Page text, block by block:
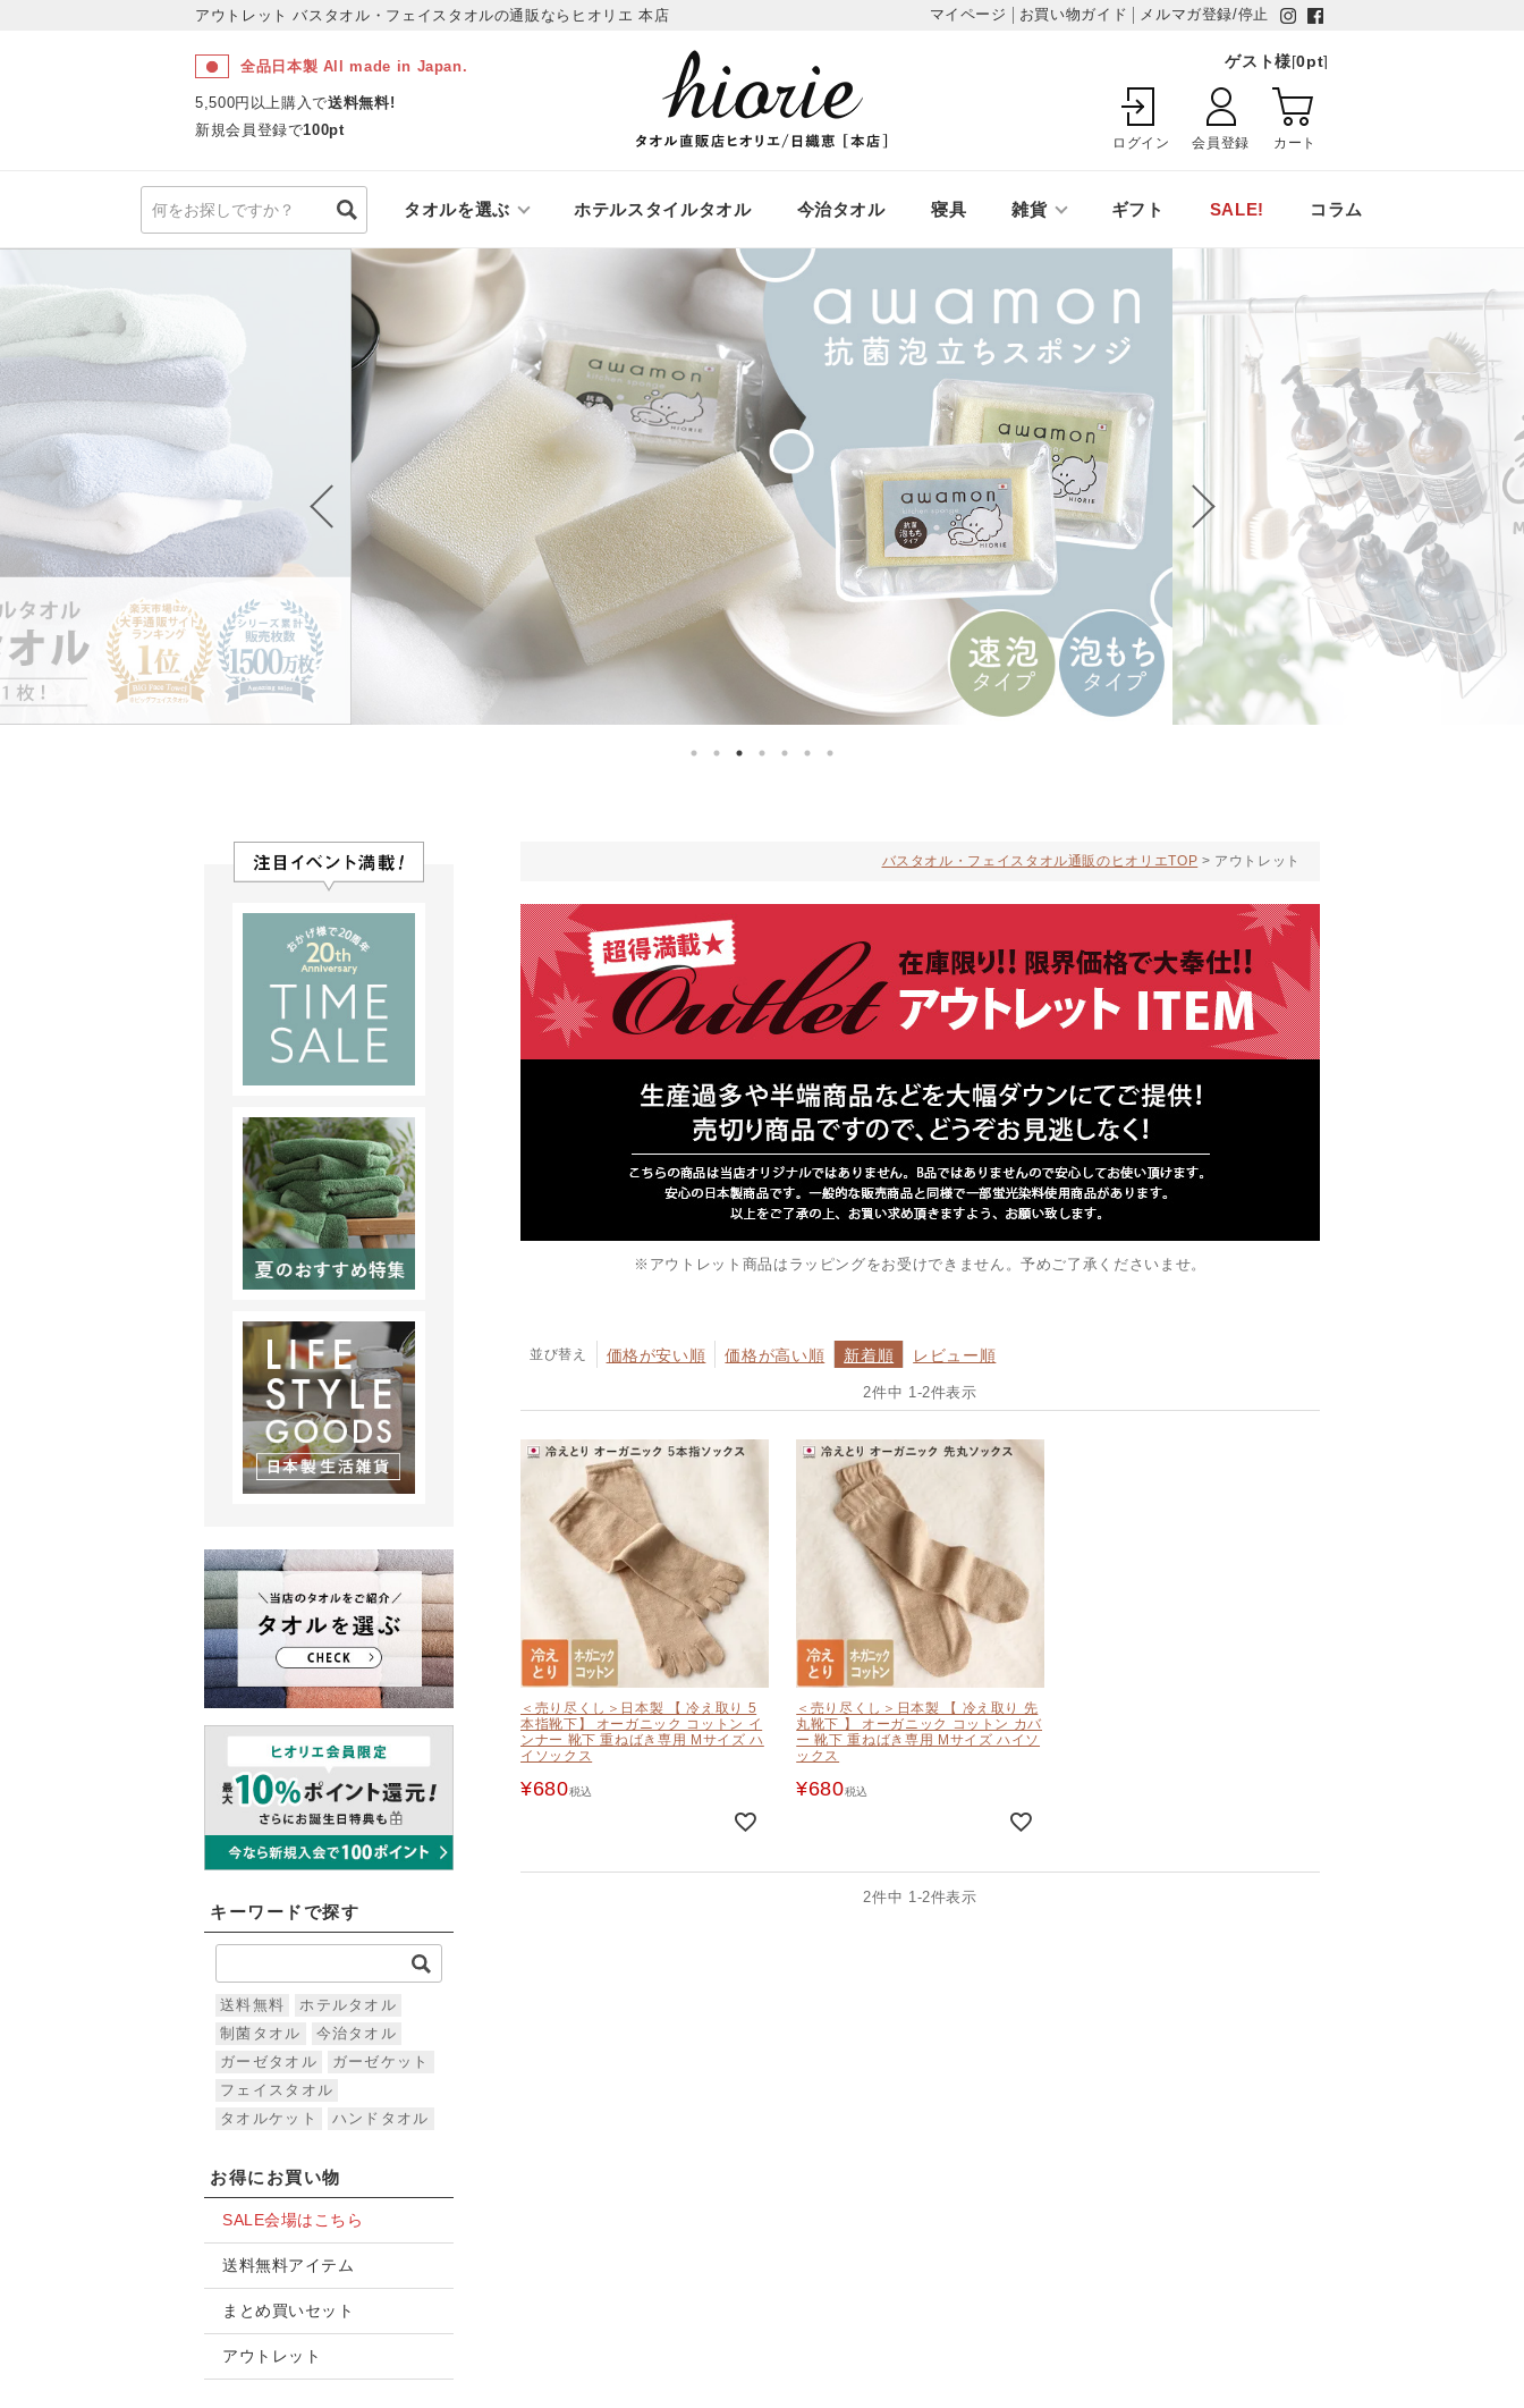
アウトレットバスタオル・フェイスタオルの通販ならヒオリエ 本店 マイページ お買い物ガイド メルマガ登録/停止
全品日本製 All made in Japan.
5,500円以上購入で送料無料!
新規会員登録で100pt
ゲスト様[0pt]
ログイン 会員登録 カート
タオルを選ぶ ホテルスタイルタオル 今治タオル 寝具 雑貨 ギフト SALE! コラム
キーワードで探す
送料無料
ホテルタオル
制菌タオル
今治タオル
ガーゼタオル
ガーゼケット
フェイスタオル
タオルケット
ハンドタオル
お得にお買い物
SALE会場はこちら
送料無料アイテム
まとめ買いセット
アウトレット
バスタオル・フェイスタオル通販のヒオリエTOP アウトレット
※アウトレット商品はラッピングをお受けできません。予めご了承くださいませ。
並び替え 価格が安い順 価格が高い順 新着順 レビュー順
2件中 1-2件表示
＜売り尽くし＞日本製 【 冷え取り 5
本指靴下】 オーガニック コットン イ
ンナー 靴下 重ねばき専用 Mサイズ ハ
イソックス
¥680税込
＜売り尽くし＞日本製 【 冷え取り 先
丸靴下 】 オーガニック コットン カバ
ー 靴下 重ねばき専用 Mサイズ ハイソ
ックス
¥680税込
2件中 1 -2件表示